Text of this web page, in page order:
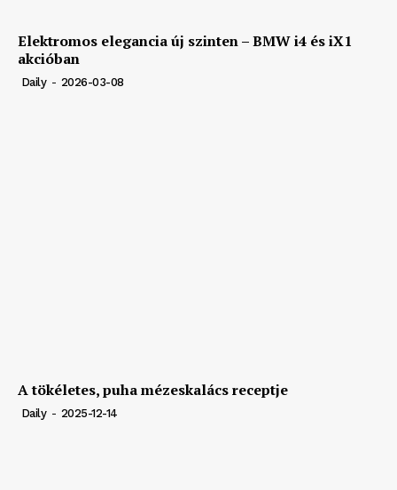
Elektromos elegancia új szinten – BMW i4 és iX1
akcióban
Daily - 2026-03-08
A tökéletes, puha mézeskalács receptje
Daily - 2025-12-14